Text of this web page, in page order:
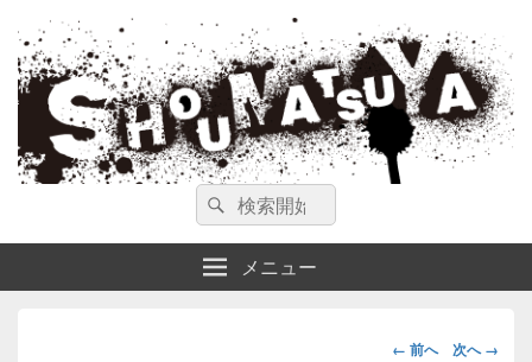
ガンスミス 庄松屋
庄松屋は様々なガンスミスを 製作途中や動画を交えて公開しています。
検
索
対
象:
検
索
メニュー
画
← 前へ 次へ →